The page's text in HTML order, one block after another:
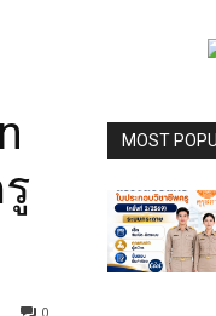
0
MOST